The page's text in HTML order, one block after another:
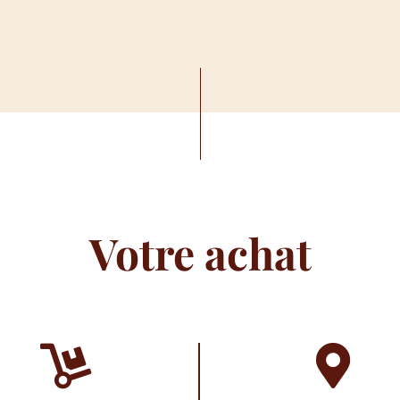
Votre achat
 